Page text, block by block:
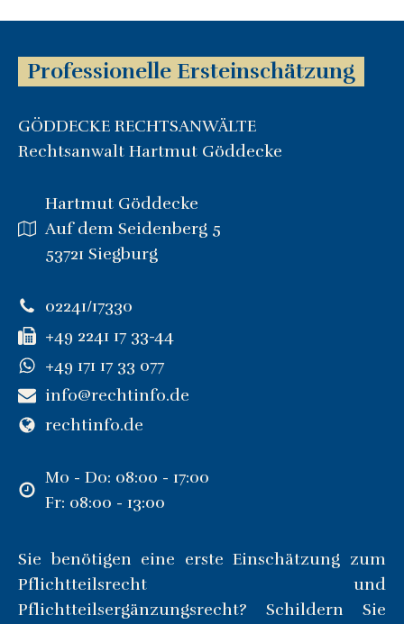
Professionelle Ersteinschätzung
GÖDDECKE RECHTSANWÄLTE
Rechtsanwalt Hartmut Göddecke
Hartmut Göddecke
Auf dem Seidenberg 5
53721 Siegburg
02241/17330
+49 2241 17 33-44
+49 171 17 33 077
info@rechtinfo.de
rechtinfo.de
Mo - Do: 08:00 - 17:00
Fr: 08:00 - 13:00
Sie benötigen eine erste Einschätzung zum
Pflichtteilsrecht und
Pflichtteilsergänzungsrecht? Schildern Sie